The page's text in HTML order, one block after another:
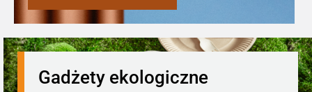
Gadżety ekologiczne